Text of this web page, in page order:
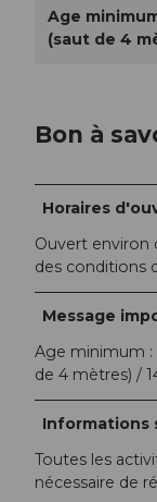
Age
(saut de 4
Bon à
Horaires
Ouvert environ
des conditions
Message
Age minimum :
de 4 mètres) /
Informations
Toutes les
nécessaire de